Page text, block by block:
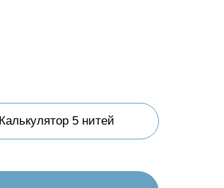
Калькулятор 5 нитей